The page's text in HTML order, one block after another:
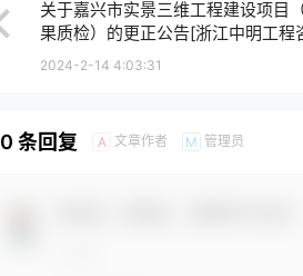
关于嘉兴市实景三维工程建设项目
果质检）的更正公告[浙江中明工程
2024-2-14 4:03:31
0 条回复 A 文章作者 M 管理员